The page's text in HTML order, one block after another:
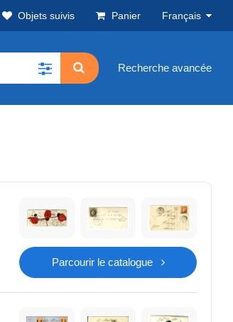
Objets suivis Panier Français
Recherche avancée
Parcourir le catalogue